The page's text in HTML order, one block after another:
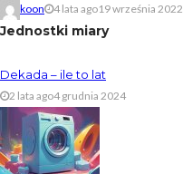
koon 4 lata ago19 września 2022
Jednostki miary
Dekada – ile to lat
2 lata ago4 grudnia 2024